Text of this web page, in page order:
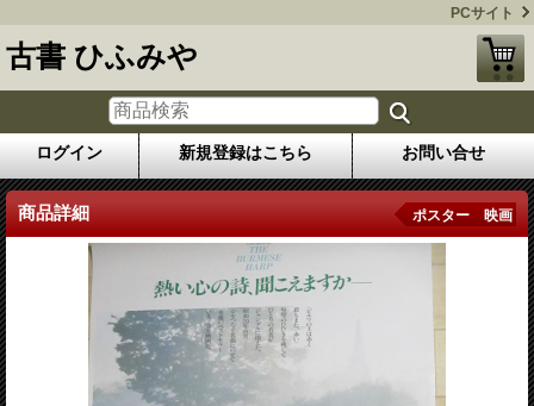
PCサイト
古書 ひふみや
ログイン 新規登録はこちら お問い合せ
商品詳細 ポスター 映画